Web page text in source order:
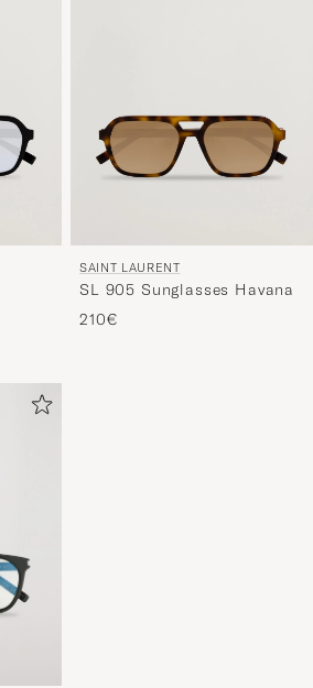
SAINT LAURENT
SL 905 Sunglasses Havana
210€